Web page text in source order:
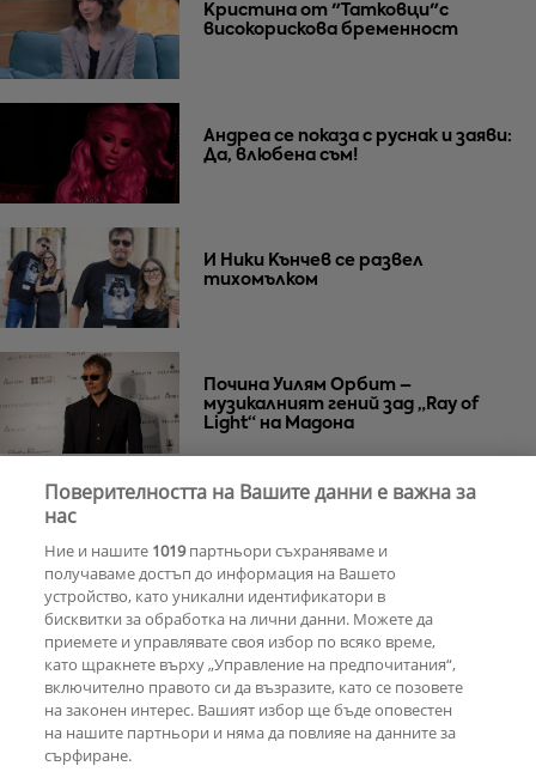
Кристина от "Татковци"с
високорискова бременност
Андреа се показа с руснак и заяви:
Да, влюбена съм!
И Ники Кънчев се развел
тихомълком
Почина Уилям Орбит –
музикалният гений зад „Ray of
Light“ на Мадона
еволюция
РЕКЛАМА
КОМЕНТАРИ
Поверителността на Вашите данни е важна за
нас
Ние и нашите 1019партньори съхраняваме и
получаваме достъп до информация на Вашето
устройство, като уникални идентификатори в
бисквитки за обработка на лични данни. Можете да
приемете и управлявате своя избор по всяко време,
като щракнете върху „Управление на предпочитания“,
включително правото си да възразите, като се позовете
на законен интерес. Вашият избор ще бъде оповестен
на нашите партньори и няма да повлияе на данните за
сърфиране.